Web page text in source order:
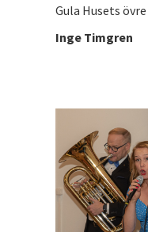
Gula Husets
Inge Timgren